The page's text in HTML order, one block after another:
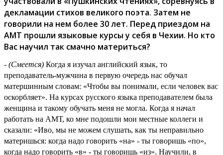
декламации стихов великого поэта. Затем не
говорили на нем более 30 лет. Перед приездом на
АМТ прошли языковые курсы у себя в Чехии. Но кто
Вас научил так смачно материться?
- (Смеется) Когда я изучал английский язык, то
преподаватель-мужчина в первую очередь нас обучал
матершинным словам: «Чтобы вы понимали, если человек вас
оскорбляет». На курсах русского языка преподавателем была
женщина и такому обучать меня не могла. Когда я начал
работать на АМТ, ко мне подошли мои местные коллеги и
сказали: «Иво, мы не можем слушать, как ты неправильно
материшься: когда надо говорить «на» - ты говоришь «по»,
когда надо говорить «в» - ты говоришь «из». Научили, в